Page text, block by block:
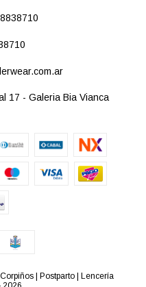
17 - Galeria Bia Vianca
| Postparto | Lencería